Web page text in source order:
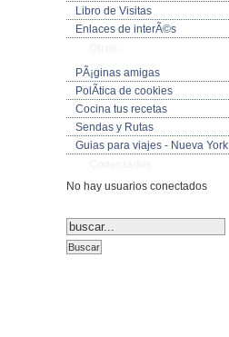
Libro de Visitas
Enlaces de interÃ©s
PÃ¡ginas amigas
PolÃ­tica de cookies
Cocina tus recetas
Sendas y Rutas
Guias para viajes - Nueva York
No hay usuarios conectados